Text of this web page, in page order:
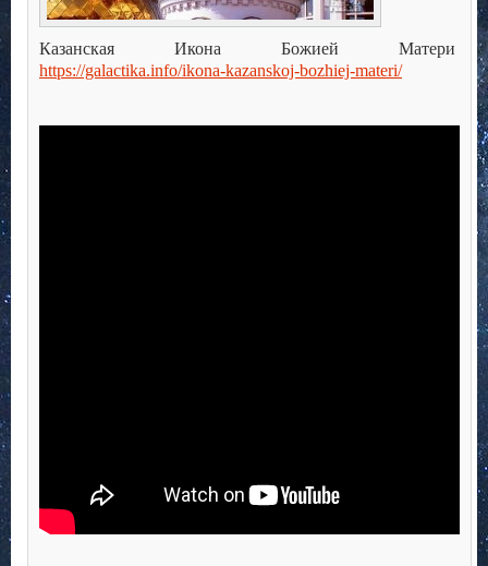
Казанская Икона Божией Матери
https://galactika.info/ikona-kazanskoj-bozhiej-materi/